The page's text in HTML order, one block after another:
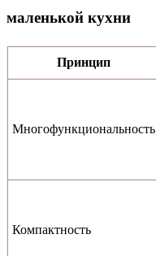
маленькой кухни
Принцип
Многофункциональность
Компактность